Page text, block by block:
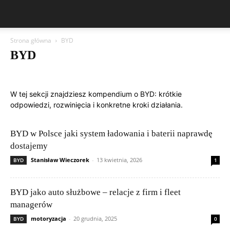
Strona główna BYD
BYD
Diagnostyka i OBD
Elektronika samochodowa
Elektryka i instalacje
Ferrari
Fiat Ford Geely Honda
Hyundai
Nissan
Peugeot Poradniki serwisowe
Porsche
Publikacje czytelników
Samochody elektryczne i hybrydy
Skoda
Volkswagen (VW)
Volvo
W tej sekcji znajdziesz kompendium o BYD: krótkie
odpowiedzi, rozwinięcia i konkretne kroki działania.
BYD w Polsce jaki system ładowania i baterii naprawdę
dostajemy
BYD Stanisław Wieczorek - 13 kwietnia, 2026 1
BYD jako auto służbowe – relacje z firm i fleet
managerów
BYD motoryzacja - 20 grudnia, 2025 0